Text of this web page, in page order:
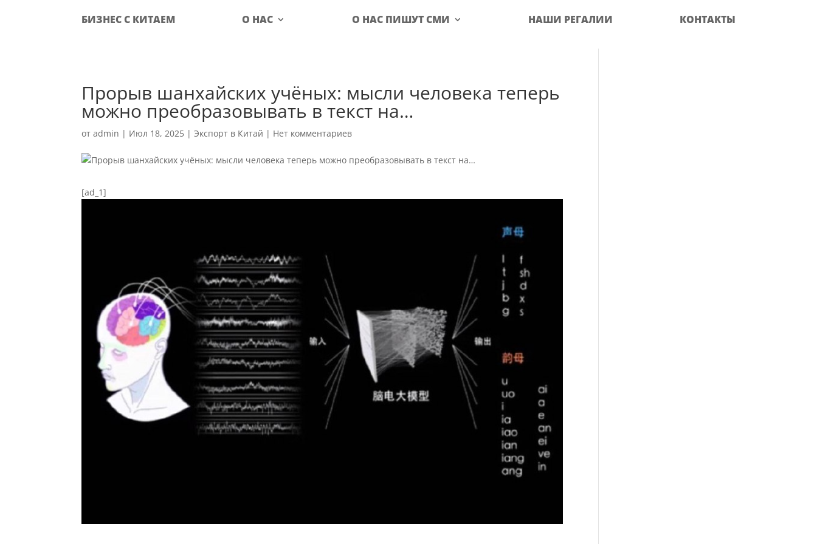
БИЗНЕС С КИТАЕМ О НАС О НАС ПИШУТ СМИ НАШИ РЕГАЛИИ КОНТАКТЫ
Прорыв шанхайских учёных: мысли человека теперь
можно преобразовывать в текст на…
отadmin | Июл 18, 2025 |Экспорт в Китай | Нет комментариев
[ad_1]